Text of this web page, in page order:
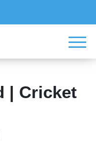
| Cricket